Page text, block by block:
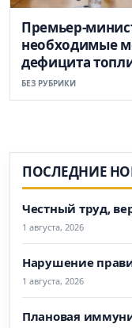
Премьер-
необходимые
дефицита
БЕЗ РУБРИКИ
ПОСЛЕДНИЕ
Честный труд,
1 августа, 2026
Нарушение
1 августа, 2026
Плановая